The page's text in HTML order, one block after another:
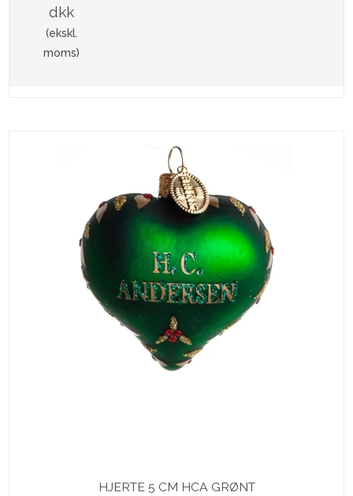
dkk
(ekskl.
moms)
HJERTE 5 CM HCA GRØNT